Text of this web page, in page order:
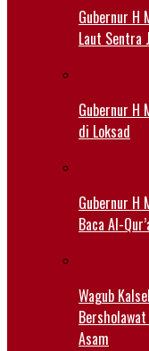
Gubernur H
Laut Sentra
Gubernur H
di Loksad
Gubernur H
Baca Al-
Wagub
Asam